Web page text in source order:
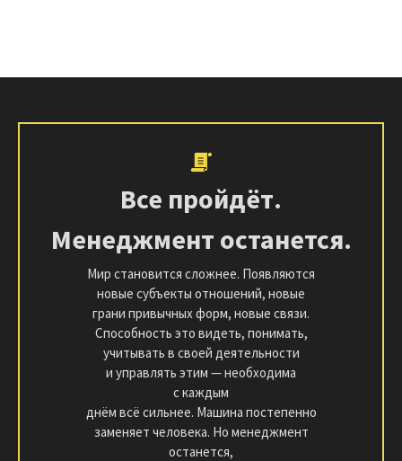
Все пройдёт.
Менеджмент останется.
Мир становится сложнее. Появляются
новые субъекты отношений, новые
грани привычных форм, новые связи.
Способность это видеть, понимать,
учитывать в своей деятельности
и управлять этим — необходима
с каждым
днём всё сильнее. Машина постепенно
заменяет человека. Но менеджмент
останется,